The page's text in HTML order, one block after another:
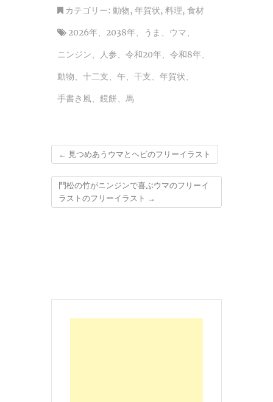
カテゴリー: 動物, 年賀状, 料理, 食材
2026年、 2038年、 うま 、 ウマ、
ニンジン、 人参、 令和20年、 令和8年、
動物、 十二支、 午、 干支、 年賀状、
手書き風、 鏡餅、 馬
← 見つめあうウマとヘビのフリーイラスト
門松の竹がニンジンで喜ぶウマのフリーイ
ラストのフリーイラスト →